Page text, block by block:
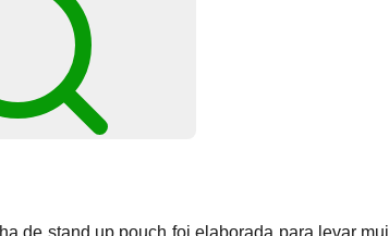
de stand up pouch foi elaborada para levar